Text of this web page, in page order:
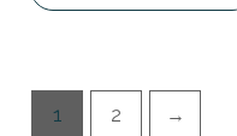
1 2 →